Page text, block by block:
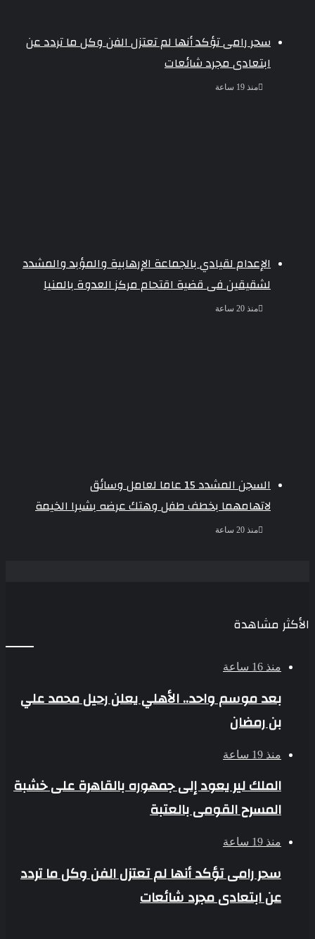
سحر رامى تؤكد أنها لم تعتزل الفن وكل ما تردد عن
ابتعادى مجرد شائعات
منذ 19 ساعة
الإعدام لقيادي بالجماعة الإرهابية والمؤبد والمشدد
لشقيقين فى قضية اقتحام مركز العدوة بالمنيا
منذ 20 ساعة
السجن المشدد 15 عاما لعامل وسائق
لاتهامهما بخطف طفل وهتك عرضه بشبرا الخيمة
منذ 20 ساعة
الأكثر مشاهدة
منذ 16 ساعة
بعد موسم واحد.. الأهلي يعلن رحيل محمد علي
بن رمضان
منذ 19 ساعة
الملك لير يعود إلى جمهوره بالقاهرة على خشبة
المسرح القومى بالعتبة
منذ 19 ساعة
سحر رامى تؤكد أنها لم تعتزل الفن وكل ما تردد
عن ابتعادى مجرد شائعات